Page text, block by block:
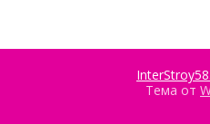
Тема от